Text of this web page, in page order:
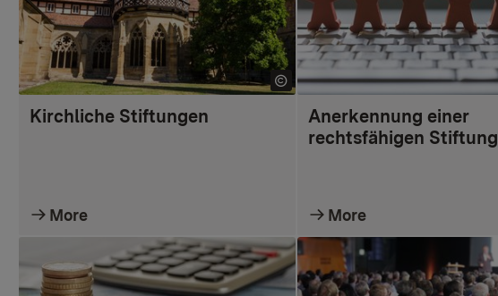
Kirchliche Stiftungen
More
Anerkennung einer
rechtsfähigen Stiftung
More